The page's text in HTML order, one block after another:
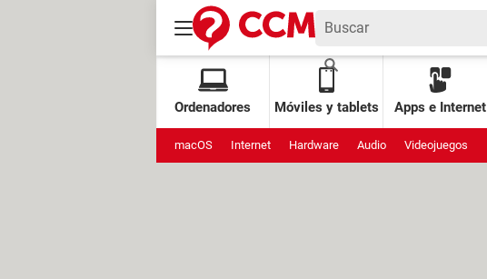
Ordenadores Móviles y tablets Apps e Internet
macOS Internet Hardware Audio Videojuegos